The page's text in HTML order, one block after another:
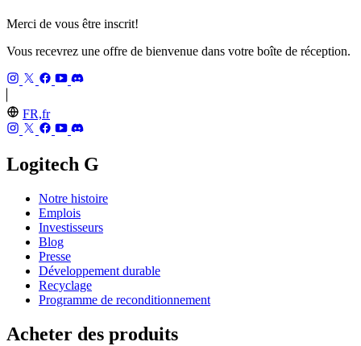
Merci de vous être inscrit!
Vous recevrez une offre de bienvenue dans votre boîte de réception.
FR,fr
Logitech G
Notre histoire
Emplois
Investisseurs
Blog
Presse
Développement durable
Recyclage
Programme de reconditionnement
Acheter des produits